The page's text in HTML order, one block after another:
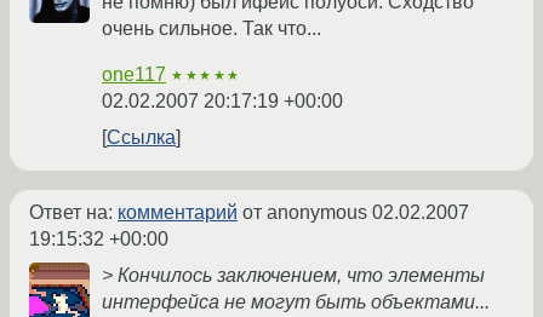
очень сильное. Так что...
one117 ★★★★★
02.02.2007 20:17:19 +00:00
Ссылка
Ответ на: комментарий от anonymous 02.02.2007
19:15:32 +00:00
> Кончилось заключением, что элементы
интерфейса не могут быть объектами...